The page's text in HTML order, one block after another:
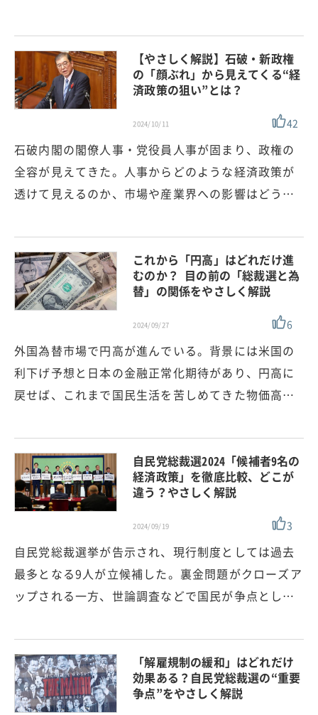
【やさしく解説】石破・新政権
の「顔ぶれ」から見えてくる“経
済政策の狙い”とは？
2024/10/11 42
石破内閣の閣僚人事・党役員人事が固まり、政権の
全容が見えてきた。人事からどのような経済政策が
透けて見えるのか、市場や産業界への影響はどう…
これから「円高」はどれだけ進
むのか？ 目の前の「総裁選と為
替」の関係をやさしく解説
2024/09/27 6
外国為替市場で円高が進んでいる。背景には米国の
利下げ予想と日本の金融正常化期待があり、円高に
戻せば、これまで国民生活を苦しめてきた物価高…
自民党総裁選2024「候補者9名の
経済政策」を徹底比較、どこが
違う？やさしく解説
2024/09/19 3
自民党総裁選挙が告示され、現行制度としては過去
最多となる9人が立候補した。裏金問題がクローズア
ップされる一方、世論調査などで国民が争点とし…
「解雇規制の緩和」はどれだけ
効果ある？自民党総裁選の“重要
争点”をやさしく解説